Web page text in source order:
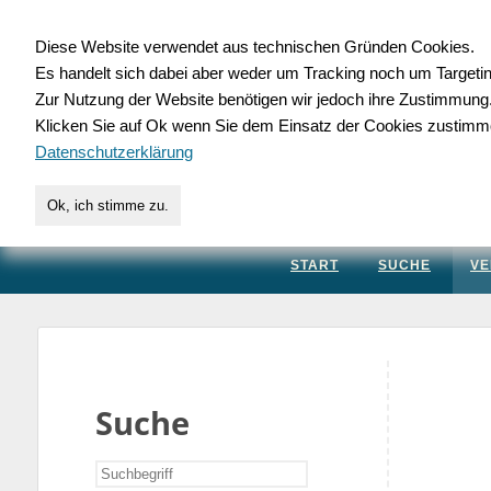
für Handwerk,
START SUCHE
Suche
Diese Website verwendet aus technischen Gründen Cookies.
Es handelt sich dabei aber weder um Tracking noch um
Zur Nutzung der Website benötigen wir jedoch ihre Zustimmung.
Klicken Sie auf Ok wenn Sie dem Einsatz der Cookies
Datenschutzerklärung
Ok, ich stimme zu.